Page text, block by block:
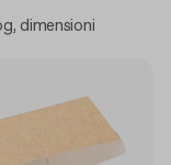
dimensioni